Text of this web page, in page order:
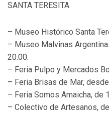
SANTA TERESITA
– Museo Histórico Santa
– Museo Malvinas
20.00.
– Feria Pulpo y Mercados
– Feria Brisas de Mar,
– Feria Somos Amaicha, de
– Colectivo de Artesanos,